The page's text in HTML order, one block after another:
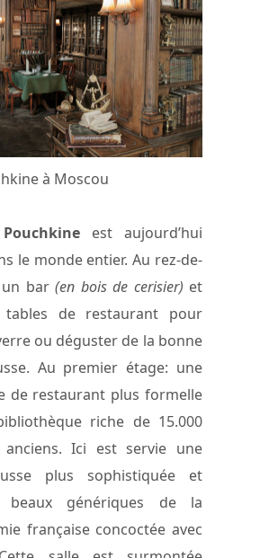
à Moscou
est aujourd’hui
le monde entier. Au rez-de-
un bar(en bois de cerisier) et
tables de restaurant pour
ou déguster de la bonne
Au premier étage: une
de restaurant plus formelle
riche de 15.000
anciens. Ici est servie une
plus sophistiquée et
beaux génériques de la
française concoctée avec